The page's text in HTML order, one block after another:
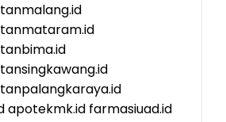
apotekmk.id farmasiuad.id